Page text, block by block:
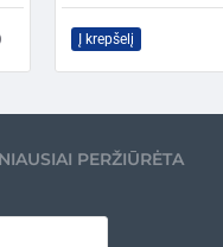
Į krepšelį
PERŽIŪRĖTA